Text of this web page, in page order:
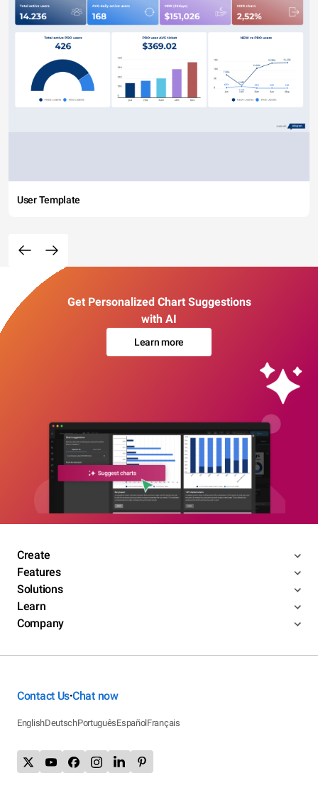
User Template
Get Personalized Chart Suggestions
with AI
Learn more
Create
Features
Solutions
Learn
Company
Contact Us•Chat now
EnglishDeutschPortuguêsEspañolFrançais